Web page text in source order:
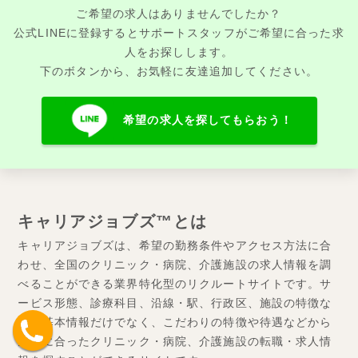
ご希望の求人はありませんでしたか？
公式LINEに登録するとサポートスタッフがご希望に合った求
人をお探しします。
下のボタンから、お気軽に友達追加してください。
希望の求人を探してもらおう！
キャリアジョブズ™とは
キャリアジョブズは、希望の勤務条件やアクセス方法に合
わせ、全国のクリニック・病院、介護施設の求人情報を調
べることができる業界特化型のリクルートサイトです。サ
ービス形態、診療科目、沿線・駅、行政区、施設の特徴な
どの基本情報だけでなく、こだわりの特徴や待遇などから
条件に合ったクリニック・病院、介護施設の転職・求人情